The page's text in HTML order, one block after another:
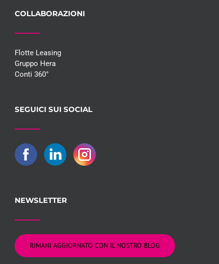
COLLABORAZIONI
Flotte Leasing
Gruppo Hera
Conti 360°
SEGUICI SUI SOCIAL
NEWSLETTER
RIMANI AGGIORNATO CON IL NOSTRO BLOG